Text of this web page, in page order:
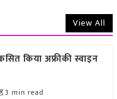
View All
किया अफ्रीकी स्वाइन
3 min read